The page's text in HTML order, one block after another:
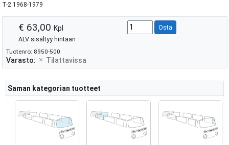
T-2 1968-1979
€ 63,00 Kpl
ALV sisältyy hintaan
Osta
Tuotenro: 8950-500
Varasto: Tilattavissa
Saman kategorian tuotteet